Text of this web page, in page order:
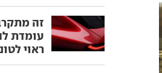
זה
עומדת
ראוי